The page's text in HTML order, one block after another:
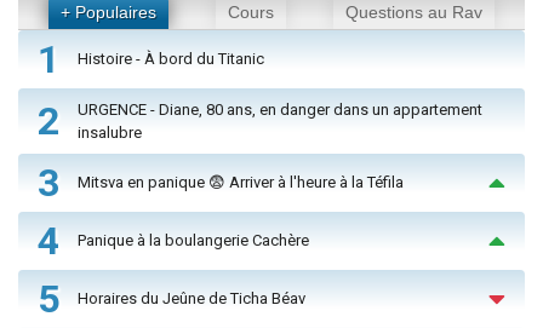
+ Populaires Cours Questions au Rav
1 Histoire - À bord du Titanic
2
URGENCE - Diane, 80 ans, en danger dans un appartement
insalubre
3 Mitsva en panique 😨 Arriver à l'heure à la Téfila
4 Panique à la boulangerie Cachère
5 Horaires du Jeûne de Ticha Béav